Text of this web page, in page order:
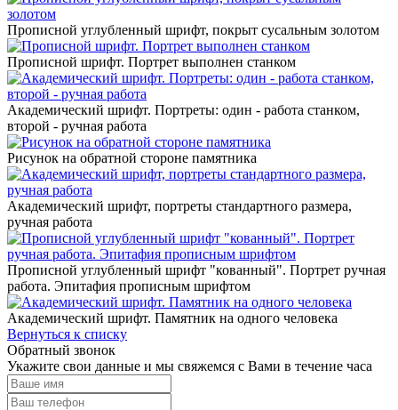
Прописной углубленный шрифт, покрыт сусальным золотом
Прописной шрифт. Портрет выполнен станком
Академический шрифт. Портреты: один - работа станком,
второй - ручная работа
Рисунок на обратной стороне памятника
Академический шрифт, портреты стандартного размера,
ручная работа
Прописной углубленный шрифт "кованный". Портрет ручная
работа. Эпитафия прописным шрифтом
Академический шрифт. Памятник на одного человека
Вернуться к списку
Обратный звонок
Укажите свои данные и мы свяжемся с Вами в течение часа